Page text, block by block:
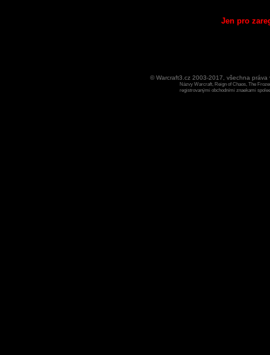
Jen pro
© Warcraft3.cz 2003-2017, všechna
Názvy Warcraft, Reign of Chaos, The
registrovanými obchodními znaekami